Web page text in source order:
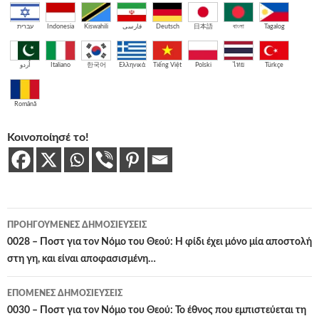
עברית Indonesia Kiswahili فارسی Deutsch 日本語 বাংলা Tagalog
اُردو Italiano 한국어 Ελληνικά Tiếng Việt Polski ไทย Türkçe
Română
Κοινοποίησέ το!
Πλοήγηση
άρθρων
ΠΡΟΗΓΟΎΜΕΝΕΣ ΔΗΜΟΣΙΕΎΣΕΙΣ
0028 – Ποστ για τον Νόμο του Θεού: Η φίδι έχει μόνο μία αποστολή
στη γη, και είναι αποφασισμένη…
ΕΠΌΜΕΝΕΣ ΔΗΜΟΣΙΕΎΣΕΙΣ
0030 – Ποστ για τον Νόμο του Θεού: Το έθνος που εμπιστεύεται τη